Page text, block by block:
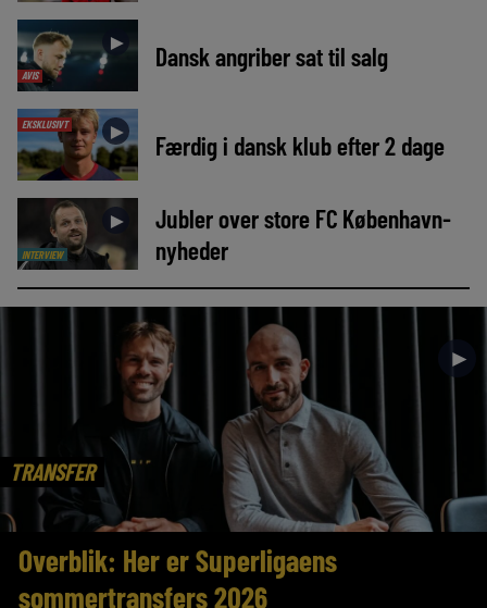
AVIS
► Dansk angriber sat til salg
EKSKLUSIVT ► Færdig i dansk klub efter 2 dage
INTERVIEW
►
Jubler over store FC København-
nyheder
TRANSFER
►
Overblik: Her er Superligaens
sommertransfers 2026